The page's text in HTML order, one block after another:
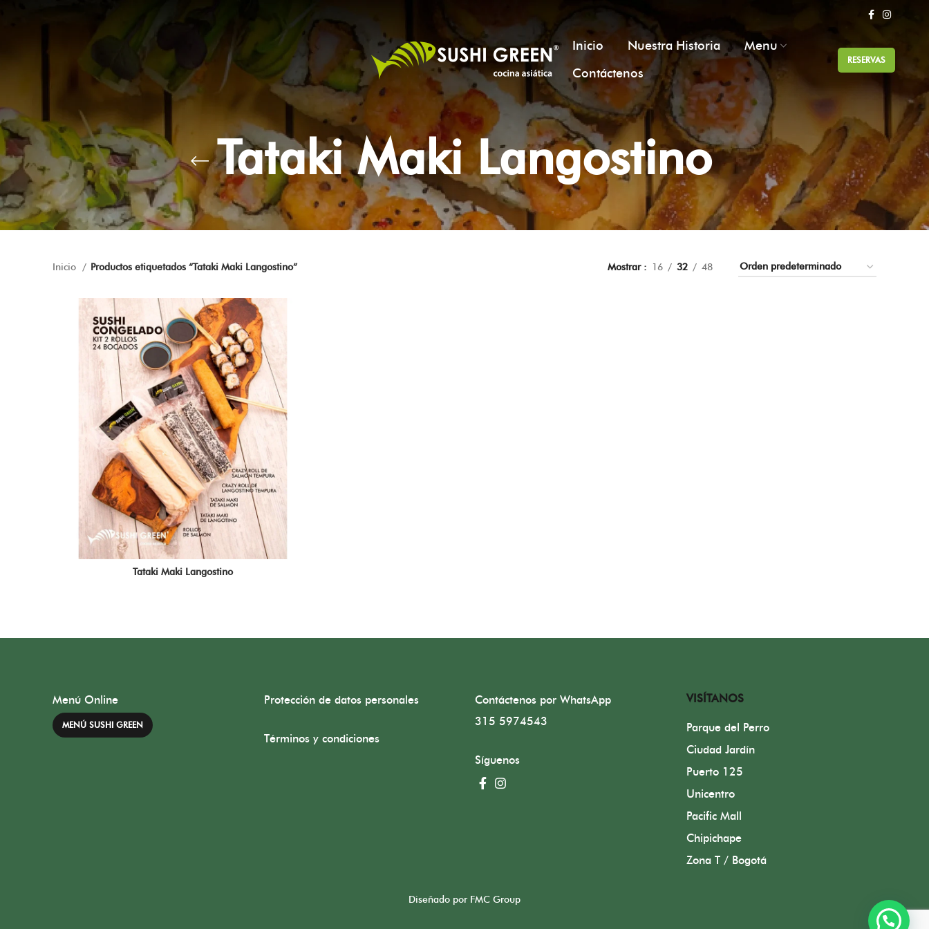
Inicio Nuestra Historia Menu
Contáctenos
RESERVAS
Tataki Maki Langostino
Inicio Productos etiquetados “Tataki Maki Langostino” Mostrar 16 32 48
Tataki Maki Langostino
Menú Online
MENÚ SUSHI GREEN
Protección de datos personales
Términos y condiciones
Contáctenos por WhatsApp
315 5974543
Síguenos
VISÍTANOS
Parque del Perro
Ciudad Jardín
Puerto 125
Unicentro
Pacific Mall
Chipichape
Zona T / Bogotá
Diseñado por FMC Group